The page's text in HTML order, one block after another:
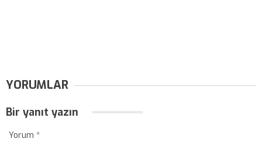
YORUMLAR
Bir yanıt yazın
Yorum *